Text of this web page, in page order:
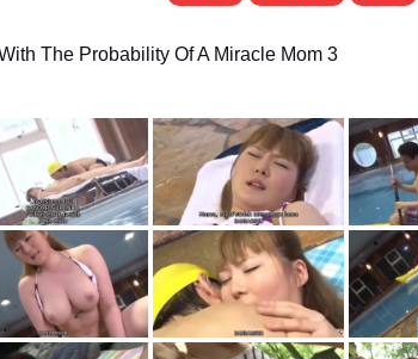
The Probability Of A Miracle Mom 3